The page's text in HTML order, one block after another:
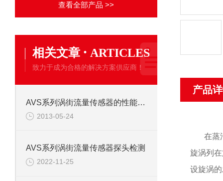
查看全部产品 >>
相关文章 · ARTICLES
致力于成为合格的解决方案供应商！
AVS系列涡街流量传感器的性能特点
2013-05-24
AVS系列涡街流量传感器探头检测
2022-11-25
产品
在蒸
旋涡列
设旋涡